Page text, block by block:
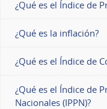
¿Qué es el Índice de
¿Qué es la inflación?
¿Qué es el Índice de
¿Qué es el Índice de
Nacionales (IPPN)?